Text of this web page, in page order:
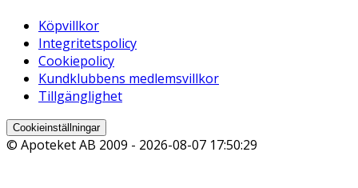
Köpvillkor
Integritetspolicy
Cookiepolicy
Kundklubbens medlemsvillkor
Tillgänglighet
Cookieinställningar
© Apoteket AB 2009 - 2026-08-07 17:50:29